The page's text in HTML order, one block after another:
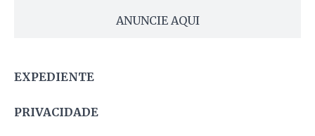
ANUNCIE AQUI
EXPEDIENTE
PRIVACIDADE